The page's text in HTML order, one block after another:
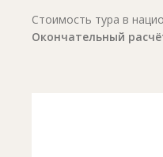
Стоимость тура в
Окончательный